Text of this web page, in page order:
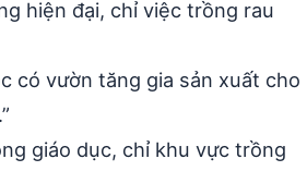
hiện đại, chỉ việc trồng rau
có vườn tăng gia sản xuất cho
giáo dục, chỉ khu vực trồng